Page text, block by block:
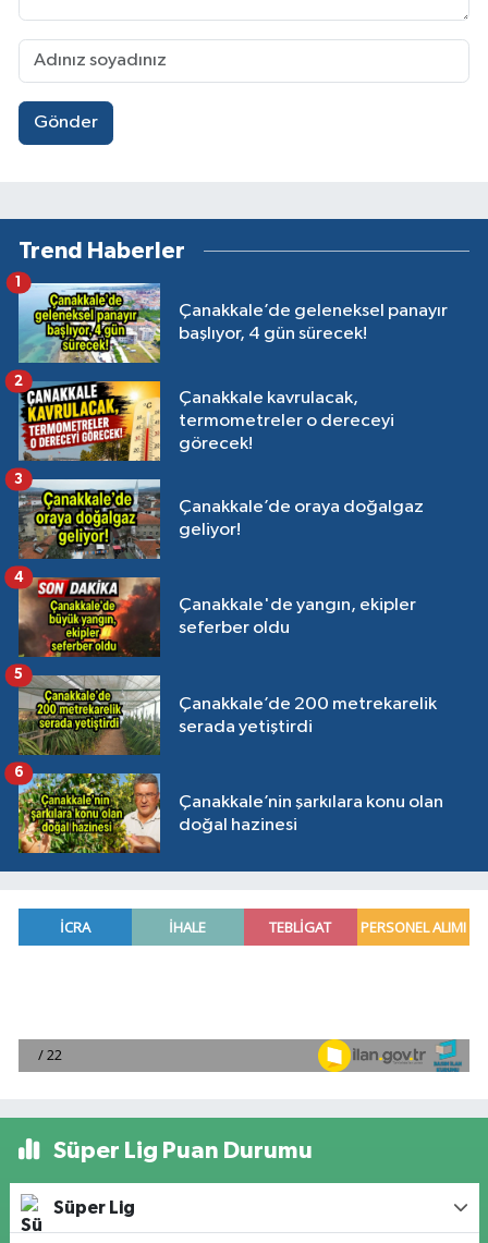
Gönder
Trend Haberler
Çanakkale’de geleneksel panayır
başlıyor, 4 gün sürecek!
1
Çanakkale kavrulacak,
termometreler o dereceyi
görecek!
2
Çanakkale’de oraya doğalgaz
geliyor!
3
Çanakkale'de yangın, ekipler
seferber oldu
4
Çanakkale’de 200 metrekarelik
serada yetiştirdi
5
Çanakkale’nin şarkılara konu olan
doğal hazinesi
6
Süper Lig Puan Durumu
Süper Lig